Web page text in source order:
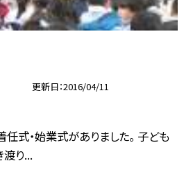
更新日 2016/04/11
任式・始業式がありました。 子ども
り...